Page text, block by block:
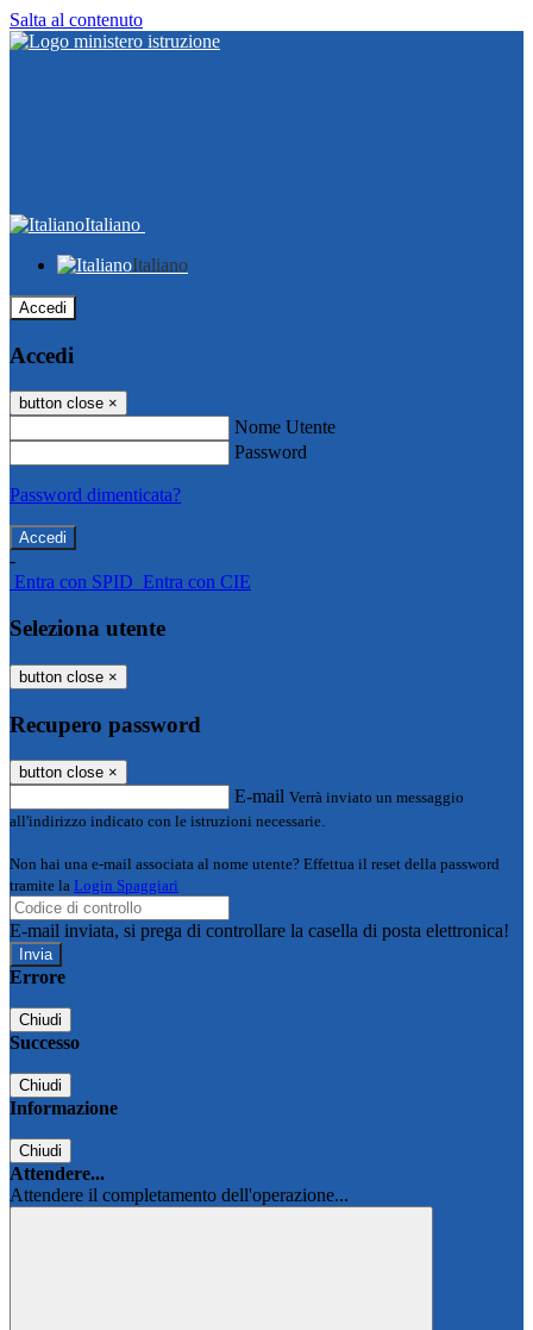
Salta al contenuto
Italiano
Italiano
Accedi
Accedi
button close ×
Nome Utente
Password
Password dimenticata?
-
Entra con SPID Entra con CIE
Seleziona utente
button close ×
Recupero password
button close ×
E-mail Verrà inviato un messaggio
all'indirizzo indicato con le istruzioni necessarie.
Non hai una e-mail associata al nome utente? Effettua il reset della password
tramite la Login Spaggiari
E-mail inviata, si prega di controllare la casella di posta elettronica!
Errore
Chiudi
Successo
Chiudi
Informazione
Chiudi
Attendere...
Attendere il completamento dell'operazione...